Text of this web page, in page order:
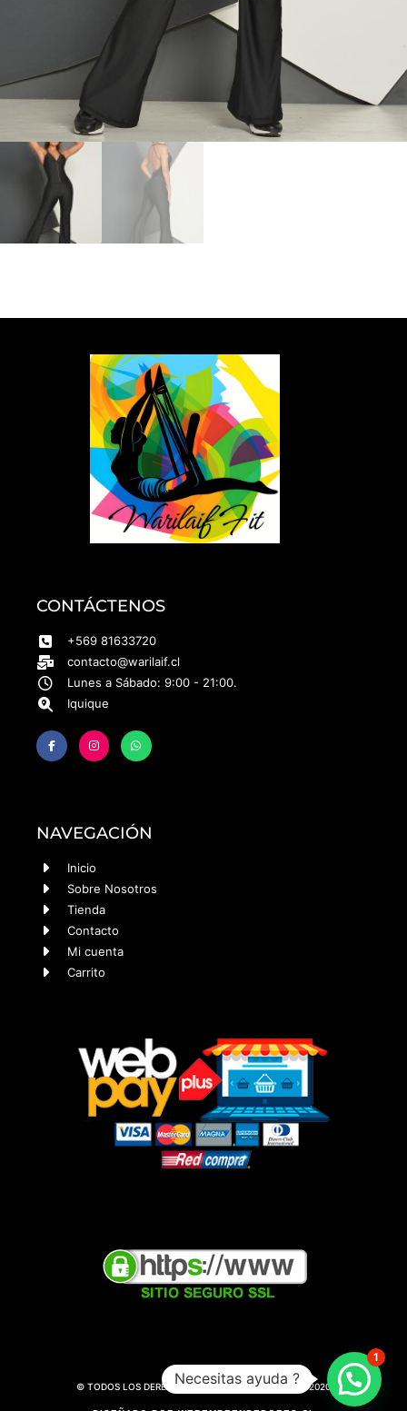
CONTÁCTENOS
+569 81633720
contacto@warilaif.cl
Lunes a Sábado: 9:00 - 21:00.
Iquique
NAVEGACIÓN
Inicio
Sobre Nosotros
Tienda
Contacto
Mi cuenta
Carrito
© TODOS LOS DERECHOS RESERVADOS || WARILAIF 2020
Necesitas ayuda ?
1